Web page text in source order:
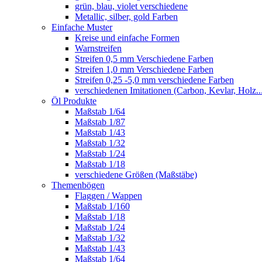
grün, blau, violet verschiedene
Metallic, silber, gold Farben
Einfache Muster
Kreise und einfache Formen
Warnstreifen
Streifen 0,5 mm Verschiedene Farben
Streifen 1,0 mm Verschiedene Farben
Streifen 0,25 -5,0 mm verschiedene Farben
verschiedenen Imitationen (Carbon, Kevlar,
Öl Produkte
Maßstab 1/64
Maßstab 1/87
Maßstab 1/43
Maßstab 1/32
Maßstab 1/24
Maßstab 1/18
verschiedene Größen (Maßstäbe)
Themenbögen
Flaggen / Wappen
Maßstab 1/160
Maßstab 1/18
Maßstab 1/24
Maßstab 1/32
Maßstab 1/43
Maßstab 1/64